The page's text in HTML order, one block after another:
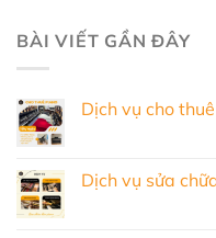
BÀI VIẾT GẦN ĐÂY
Dịch vụ cho
Dịch vụ sửa